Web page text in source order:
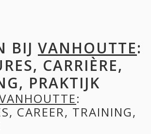
BIJ VANHOUTTE:
CARRIÈRE,
PRAKTIJK
:
CAREER, TRAINING,